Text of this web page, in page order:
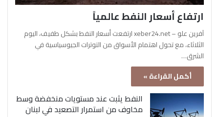
ارتفاع أسعار النفط عالمياً
آفرين علو – xeber24.net ارتفعت أسعار النفط بشكل طفيف، اليوم
الثلاثاء، مع تحول اهتمام الأسواق من التوترات الجيوسياسية في
الشرق…
أكمل القراءة »
النفط يثبت عند مستويات منخفضة وسط
مخاوف من استمرار التصعيد في لبنان